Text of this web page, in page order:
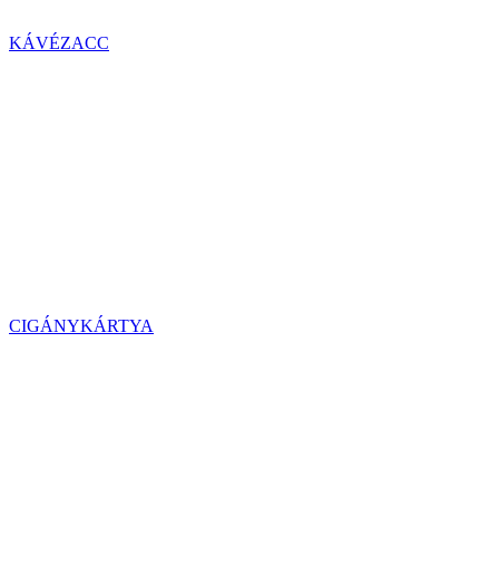
KÁVÉZACC
CIGÁNYKÁRTYA